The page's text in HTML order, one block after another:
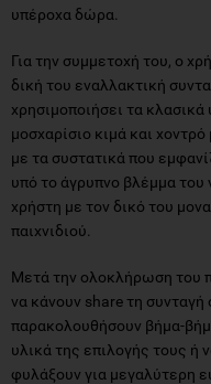
υπέροχα δώρα.
Για την συμμετοχή του, ο
δική του εναλλακτική
χρησιμοποιήσει τα
μοσχαρίσιο κιμά και
με τα συστατικά που
υπό το άγρυπνο βλέμμα του
χρήστη με τον δικό του
παιχνιδιού.
Μετά την ολοκλήρωση του
να κάνουν share τη
παρακολουθήσουν βήμα-
υλικά της επιλογής τους ή
φυλάξουν για μεγαλύτερη